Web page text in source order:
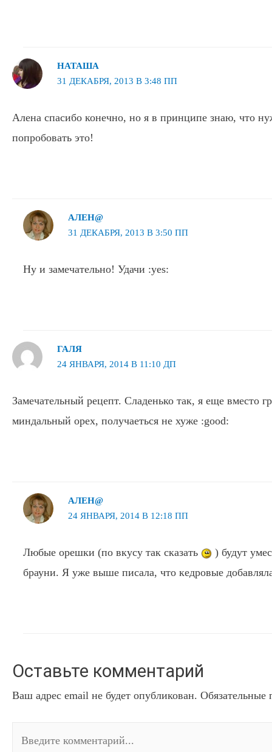
НАТАША
31 ДЕКАБРЯ, 2013 В 3:48 ПП
Алена спасибо конечно, но я в принципе знаю, что
попробовать это!
АЛЕН@
31 ДЕКАБРЯ, 2013 В 3:50 ПП
Ну и замечательно! Удачи :yes:
ГАЛЯ
24 ЯНВАРЯ, 2014 В 11:10 ДП
Замечательный рецепт. Сладенько так, я еще вместо
миндальный орех, получаеться не хуже :good:
АЛЕН@
24 ЯНВАРЯ, 2014 В 12:18 ПП
Любые орешки (по вкусу так сказать
) будут
брауни. Я уже выше писала, что кедровые
Оставьте комментарий
Ваш адрес email не будет опубликован.